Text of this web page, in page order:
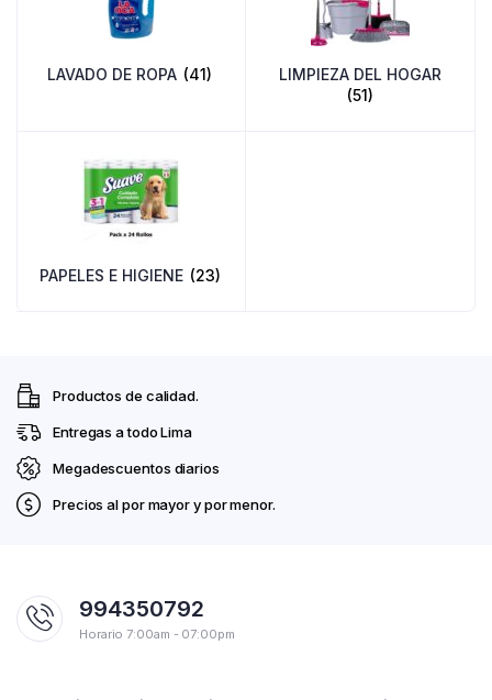
LAVADO DE ROPA (41)
LIMPIEZA DEL HOGAR
(51)
PAPELES E HIGIENE (23)
Productos de calidad.
Entregas a todo Lima
Megadescuentos diarios
Precios al por mayor y por menor.
994350792
Horario 7:00am - 07:00pm